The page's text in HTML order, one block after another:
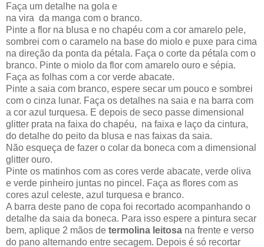
Faça um detalhe na gola e
na vira da manga com o branco.
Pinte a flor na blusa e no chapéu com a cor amarelo pele,
sombrei com o caramelo na base do miolo e puxe para cima
na direção da ponta da pétala. Faça o corte da pétala com o
branco. Pinte o miolo da flor com amarelo ouro e sépia.
Faça as folhas com a cor verde abacate.
Pinte a saia com branco, espere secar um pouco e sombrei
com o cinza lunar. Faça os detalhes na saia e na barra com
a cor azul turquesa. E depois de seco passe dimensional
glitter prata na faixa do chapéu, na faixa e laço da cintura,
do detalhe do peito da blusa e nas faixas da saia.
Não esqueça de fazer o colar da boneca com a dimensional
glitter ouro.
Pinte os matinhos com as cores verde abacate, verde oliva
e verde pinheiro juntas no pincel. Faça as flores com as
cores azul celeste, azul turquesa e branco.
A barra deste pano de copa foi recortado acompanhando o
detalhe da saia da boneca. Para isso espere a pintura secar
bem, aplique 2 mãos de termolina leitosa na frente e verso
do pano alternando entre secagem. Depois é só recortar